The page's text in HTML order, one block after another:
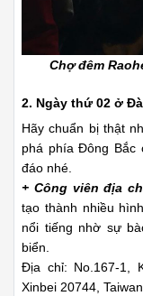
Chợ đêm
2. Ngày thứ 02 ở
Hãy chuẩn bị thật
phá phía Đông Bắc
đáo nhé.
+ Công viên địa
tạo thành nhiều
nổi tiếng nhờ sự
biển.
Địa chỉ: No.167-1,
Xinbei 20744, Taiwan